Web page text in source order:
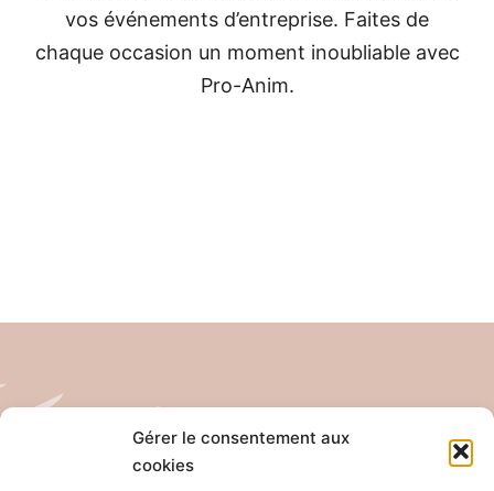
Gérer le consentement aux
cookies
vos événements d’entreprise. Faites de
chaque occasion un moment inoubliable avec
Pro-Anim.
Tél: 04 26 65 32 19